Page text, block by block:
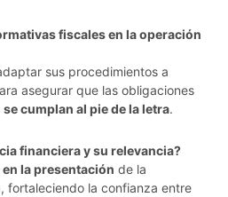
fiscales en la operación
sus procedimientos a
asegurar que las obligaciones
se cumplan al pie de la letra.
financiera y su relevancia?
la presentación de la
fortaleciendo la confianza entre